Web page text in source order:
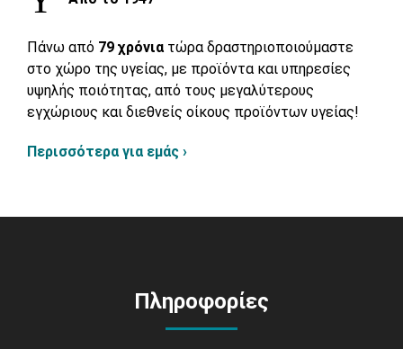
Πάνω από 79 χρόνια τώρα δραστηριοποιούμαστε
στο χώρο της υγείας, με προϊόντα και υπηρεσίες
υψηλής ποιότητας, από τους μεγαλύτερους
εγχώριους και διεθνείς οίκους προϊόντων υγείας!
Περισσότερα για εμάς ›
Πληροφορίες